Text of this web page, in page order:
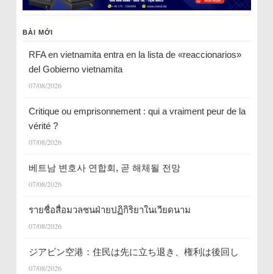
BÀI MỚI
RFA en vietnamita entra en la lista de «reaccionarios»
del Gobierno vietnamita
07/08/2026
Critique ou emprisonnement : qui a vraiment peur de la
vérité ?
07/08/2026
베트남 변호사 연합회, 곧 해체될 전망
07/08/2026
รายชื่อสื่อมวลชนฝ่ายปฏิกิริยาในเวียดนาม
07/08/2026
ジアビン空港：住民は先に立ち退き、権利は後回し
07/08/2026